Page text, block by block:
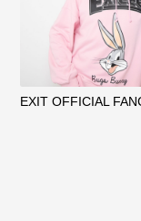
EXIT OFFICIAL